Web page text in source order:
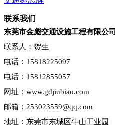
联系我们
东莞市金彪交通设施工程有限公司
联系人：贺生
电话：15818225097
电话：15812855057
网址：www.gdjinbiao.com
邮箱：253023559@qq.com
地址：东莞市东城区牛山工业园